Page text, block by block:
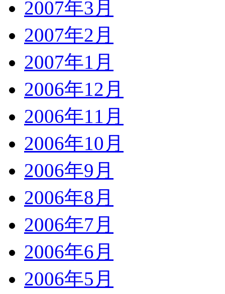
2007年3月
2007年2月
2007年1月
2006年12月
2006年11月
2006年10月
2006年9月
2006年8月
2006年7月
2006年6月
2006年5月